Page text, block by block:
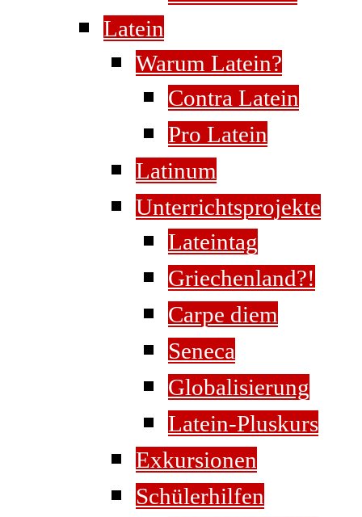
Latein
Warum Latein?
Contra Latein
Pro Latein
Latinum
Unterrichtsprojekte
Lateintag
Griechenland?!
Carpe diem
Seneca
Globalisierung
Latein-Pluskurs
Exkursionen
Schülerhilfen